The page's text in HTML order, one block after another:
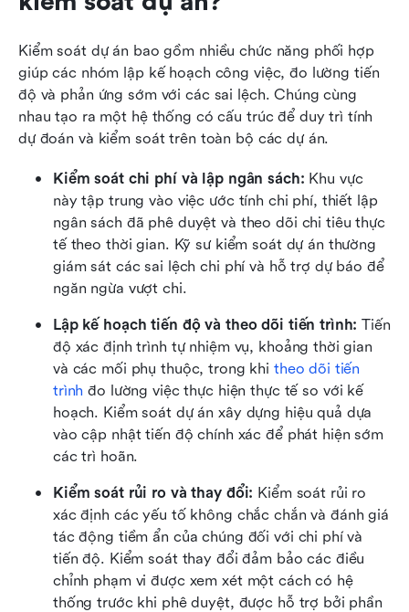
Kiểm soát dự án bao gồm nhiều chức năng phối hợp
giúp các nhóm lập kế hoạch công việc, đo lường tiến
độ và phản ứng sớm với các sai lệch. Chúng cùng
nhau tạo ra một hệ thống có cấu trúc để duy trì tính
dự đoán và kiểm soát trên toàn bộ các dự án.
Kiểm soát chi phí và lập ngân sách: Khu vực
này tập trung vào việc ước tính chi phí, thiết lập
ngân sách đã phê duyệt và theo dõi chi tiêu thực
tế theo thời gian. Kỹ sư kiểm soát dự án thường
giám sát các sai lệch chi phí và hỗ trợ dự báo để
ngăn ngừa vượt chi.
Lập kế hoạch tiến độ và theo dõi tiến trình: Tiến
độ xác định trình tự nhiệm vụ, khoảng thời gian
và các mối phụ thuộc, trong khi theo dõi tiến
trình đo lường việc thực hiện thực tế so với kế
hoạch. Kiểm soát dự án xây dựng hiệu quả dựa
vào cập nhật tiến độ chính xác để phát hiện sớm
các trì hoãn.
Kiểm soát rủi ro và thay đổi: Kiểm soát rủi ro
xác định các yếu tố không chắc chắn và đánh giá
tác động tiềm ẩn của chúng đối với chi phí và
tiến độ. Kiểm soát thay đổi đảm bảo các điều
chỉnh phạm vi được xem xét một cách có hệ
thống trước khi phê duyệt, được hỗ trợ bởi phần